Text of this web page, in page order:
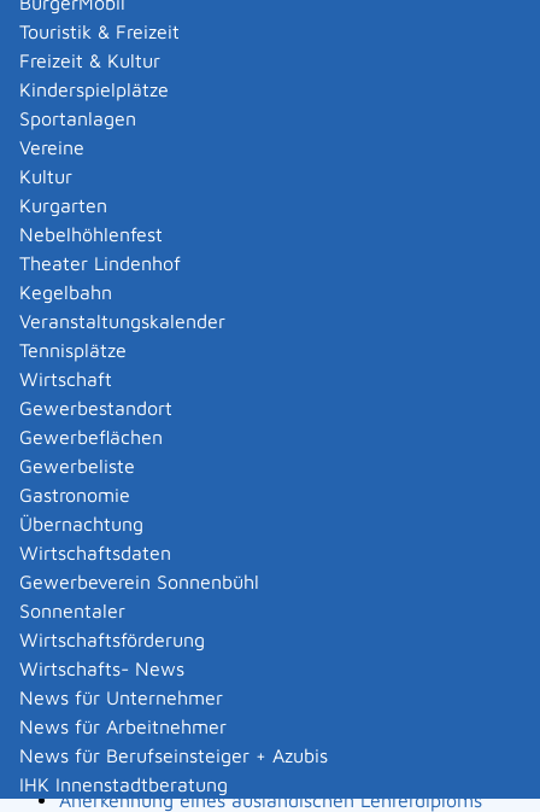
Touristik & Freizeit
Freizeit & Kultur
Kinderspielplätze
Sportanlagen
Vereine
Kultur
Kurgarten
Nebelhöhlenfest
Theater Lindenhof
Kegelbahn
Veranstaltungskalender
Tennisplätze
Wirtschaft
Gewerbestandort
Gewerbeflächen
Gewerbeliste
Gastronomie
Übernachtung
Wirtschaftsdaten
Gewerbeverein Sonnenbühl
Sonnentaler
Wirtschaftsförderung
Wirtschafts- News
News für Unternehmer
News für Arbeitnehmer
News für Berufseinsteiger + Azubis
IHK Innenstadtberatung
Berufsbezeichnung beantragen
Altersrente - Rente bei vorzeitigem Eintritt in den
Ruhestand beantragen
Altersrente für besonders langjährig Versicherte
beantragen
Altersrente für schwerbehinderte Menschen
beantragen
Amtliche Meldebestätigung ausstellen
Andere Strafanzeige stellen
Änderung bezüglich des Betriebs gentechnischer
Anlagen mitteilen
Änderung der Gemeinschaftslizenz beantragen
Änderung des Entwicklungsziels einer Ökokonto-
Maßnahme beantragen
Änderung des Wohnsitzes innerhalb derselben
Stadt oder Gemeinde melden
Änderung nach Beantragung oder bei Bezug von
Bürgergeld mitteilen
Änderung persönlicher Daten der Hochschule
mitteilen
Änderungen an die Krankenkasse melden
Anerkennung als gemeinnützige Stiftung
beantragen
Anerkennung als Pharmaberater beantragen
Anerkennung als Prüf-, Zertifizierung- oder
Überwachungsstelle (PÜZ-Stelle) nach
Landesbauordnung
Anerkennung eines ausländischen Lehrerdiploms